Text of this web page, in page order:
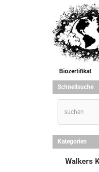
Biozertifikat
Schnellsuche
Kategorien
Walkers